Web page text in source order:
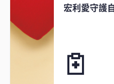
宏利愛守護